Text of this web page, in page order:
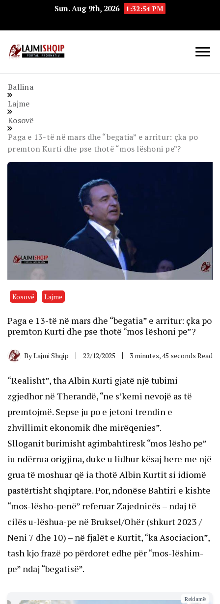
Sun. Aug 9th, 2026 1:32:55 PM
Ballina
Lajme
Kosovë
Paga e 13-të në mars dhe “begatia” e arritur: çka po
premton Kurti dhe pse thotë “mos lëshoni pe”?
Kosovë Lajme
Paga e 13-të në mars dhe “begatia” e arritur: çka po
premton Kurti dhe pse thotë “mos lëshoni pe”?
ByLajmi Shqip 22/12/2025 3 minutes, 45 seconds Read
“Realisht”, tha Albin Kurti gjatë një tubimi
zgjedhor në Therandë, “ne s’kemi nevojë as të
premtojmë. Sepse ju po e jetoni trendin e
zhvillimit ekonomik dhe mirëqenies”.
Slloganit burimisht agimbahtiresk “mos lësho pe”
iu ndërrua origjina, duke u lidhur kësaj here me një
grua të moshuar që ia thotë Albin Kurtit si idiomë
pastërtisht shqiptare. Por, ndonëse Bahtiri e kishte
“mos-lësho-penë” referuar Zajednicës – ndaj të
cilës u-lëshua-pe në Bruksel/Ohër (shkurt 2023 /
Neni 7 dhe 10) – në fjalët e Kurtit, “ka Asociacion”,
tash kjo frazë po përdoret edhe për “mos-lëshim-
pe” ndaj “begatisë”.
Reklamë